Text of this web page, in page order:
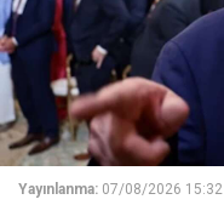
Yayınlanma: 07/08/2026 15:32